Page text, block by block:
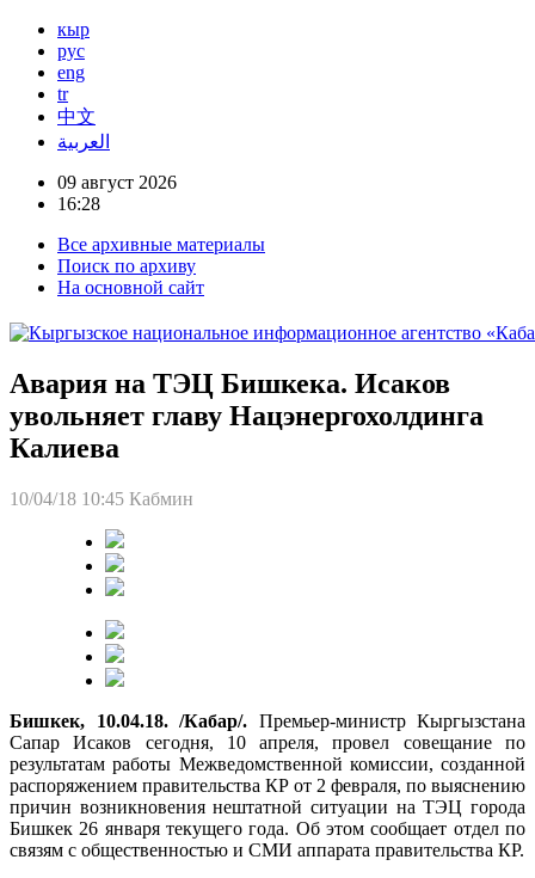
кыр
рус
eng
tr
中文
العربية
09 август 2026
16:28
Все архивные материалы
Поиск по архиву
На основной сайт
Авария на ТЭЦ Бишкека. Исаков
увольняет главу Нацэнергохолдинга
Калиева
10/04/18 10:45 Кабмин
Бишкек, 10.04.18. /Кабар/. Премьер-министр Кыргызстана
Сапар Исаков сегодня, 10 апреля, провел совещание по
результатам работы Межведомственной комиссии, созданной
распоряжением правительства КР от 2 февраля, по выяснению
причин возникновения нештатной ситуации на ТЭЦ города
Бишкек 26 января текущего года. Об этом сообщает отдел по
связям с общественностью и СМИ аппарата правительства КР.